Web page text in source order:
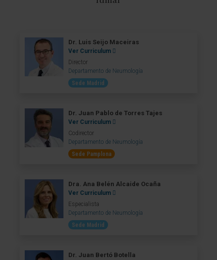
Dr. Luis Seijo Maceiras
Ver Curriculum
Director
Departamento de Neumología
Sede Madrid
Dr. Juan Pablo de Torres Tajes
Ver Curriculum
Codirector
Departamento de Neumología
Sede Pamplona
Dra. Ana Belén Alcaide Ocaña
Ver Curriculum
Especialista
Departamento de Neumología
Sede Madrid
Dr. Juan Bertó Botella